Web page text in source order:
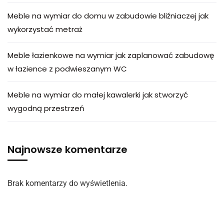
Meble na wymiar do domu w zabudowie bliźniaczej jak
wykorzystać metraż
Meble łazienkowe na wymiar jak zaplanować zabudowę
w łazience z podwieszanym WC
Meble na wymiar do małej kawalerki jak stworzyć
wygodną przestrzeń
Najnowsze komentarze
Brak komentarzy do wyświetlenia.